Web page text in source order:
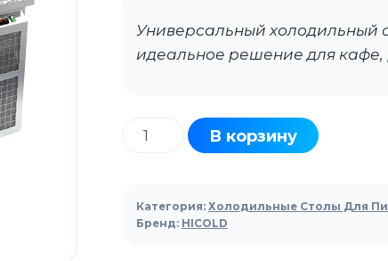
Универсальный холодильный
идеальное решение для кафе,
Количество
товара
для
пиццы
В корзину
Категория: Холодильные Столы Для
Бренд: HICOLD